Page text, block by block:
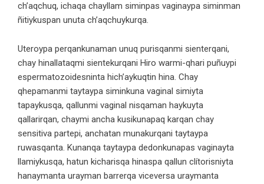
ch’aqchuq, ichaqa chayllam siminpas vaginaypa siminman
ñitiykuspan unuta ch’aqchuykurqa.
Uteroypa perqankunaman unuq purisqanmi sienterqani,
chay hinallataqmi sientekurqani Hiro warmi-qhari puñuypi
espermatozoidesninta hich’aykuqtin hina. Chay
qhepamanmi taytaypa siminkuna vaginal simiyta
tapaykusqa, qallunmi vaginal nisqaman haykuyta
qallarirqan, chaymi ancha kusikunapaq karqan chay
sensitiva partepi, anchatan munakurqani taytaypa
ruwasqanta. Kunanqa taytaypa dedonkunapas vaginayta
llamiykusqa, hatun kicharisqa hinaspa qallun clítorisniyta
hanaymanta urayman barrerqa viceversa uraymanta